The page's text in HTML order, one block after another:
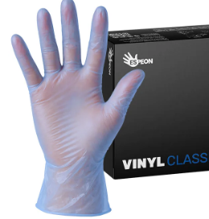
5
hvězdiček.